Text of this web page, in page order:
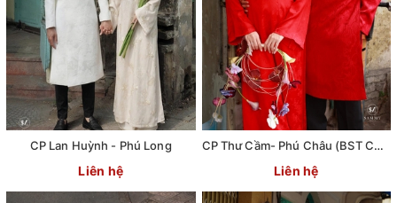
CP Lan Huỳnh - Phú Long
Liên hệ
CP Thư Cầm- Phú Châu (BST Chút Tình)
Liên hệ